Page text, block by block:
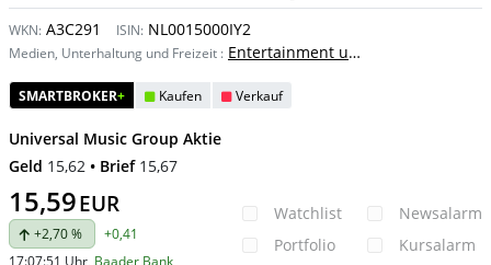
WKN: A3C291 ISIN: NL0015000IY2
Medien, Unterhaltung und Freizeit : Entertainment und Dienstleistungen
SMARTBROKER+ Kaufen Verkauf
Universal Music Group Aktie
Geld 15,62 • Brief 15,67
15,59EUR
+2,70 %
+0,41
Watchlist
Portfolio
Newsalarm
Kursalarm